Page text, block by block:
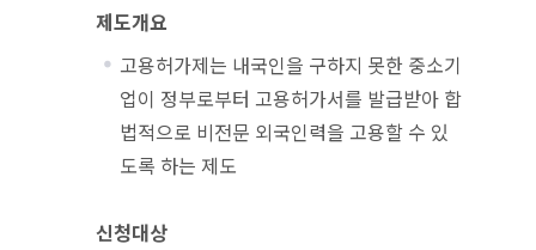
제도개요
고용허가제는 내국인을 구하지 못한 중소기
업이 정부로부터 고용허가서를 발급받아 합
법적으로 비전문 외국인력을 고용할 수 있
도록 하는 제도
신청대상